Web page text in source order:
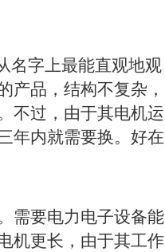
名字上最能直观地观
产品，结构不复杂，
不过，由于其电机运
年内就需要换。好在
需要电力电子设备能
机更长，由于其工作